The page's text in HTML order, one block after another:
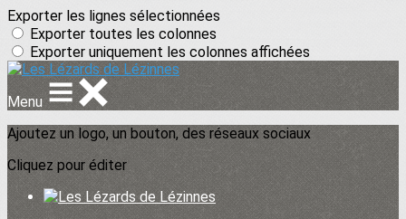
Exporter les lignes sélectionnées
Exporter toutes les colonnes
Exporter uniquement les colonnes affichées
Menu
Ajoutez un logo, un bouton, des réseaux sociaux
Cliquez pour éditer